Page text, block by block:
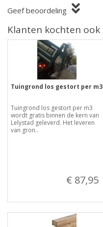
Geef beoordeling
Klanten kochten ook
Tuingrond los gestort per m3
Tuingrond los gestort per m3
wordt gratis binnen de kern van
Lelystad geleverd. Het leveren
van gron..
€ 87,95